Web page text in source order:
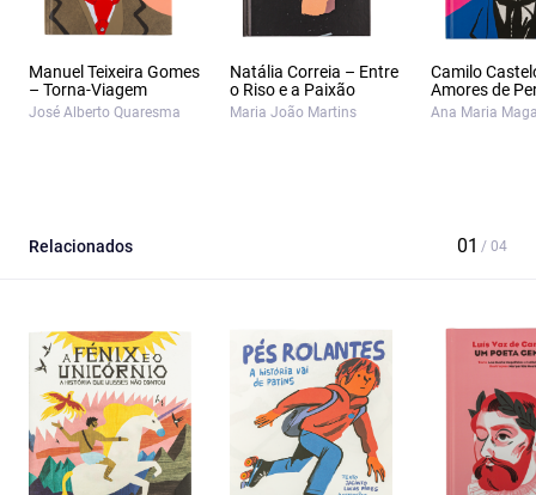
Manuel Teixeira Gomes
– Torna-Viagem
José Alberto Quaresma
Natália Correia – Entre
o Riso e a Paixão
Maria João Martins
Camilo
Amores de
Ana Maria
Relacionados